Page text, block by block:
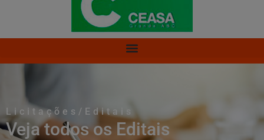
Licitações/Editais
Veja todos os Editais